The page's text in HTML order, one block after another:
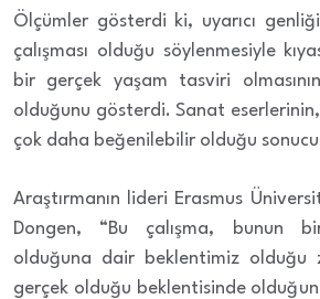
Ölçümler gösterdi ki, uyarıcı
çalışması olduğu söylenmesiyle
bir gerçek yaşam tasviri
olduğunu gösterdi. Sanat
çok daha beğenilebilir olduğu sonucu
Araştırmanın lideri Erasmus
Dongen, “Bu çalışma, bunun
olduğuna dair beklentimiz olduğu
gerçek olduğu beklentisinde